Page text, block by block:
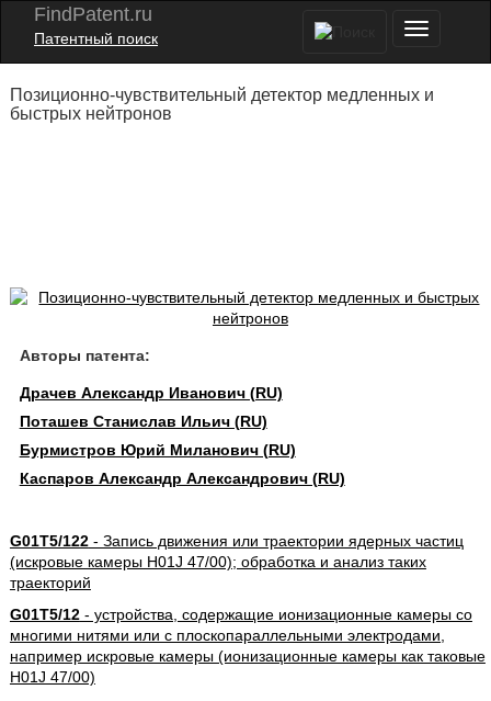
FindPatent.ru
Патентный поиск
Позиционно-чувствительный детектор медленных и
быстрых нейтронов
Авторы патента:
Драчев Александр Иванович (RU)
Поташев Станислав Ильич (RU)
Бурмистров Юрий Миланович (RU)
Каспаров Александр Александрович (RU)
G01T5/122- Запись движения или траектории ядерных частиц
(искровые камеры H01J 47/00); обработка и анализ таких
траекторий
G01T5/12- устройства, содержащие ионизационные камеры со
многими нитями или с плоскопараллельными электродами,
например искровые камеры (ионизационные камеры как таковые
H01J 47/00)